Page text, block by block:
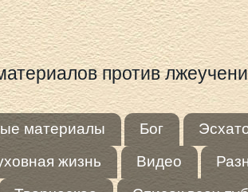
против
материалы Бог
жизнь Видео